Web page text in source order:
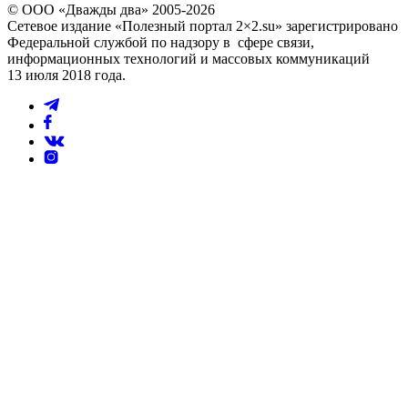
© ООО «Дважды два» 2005-2026
Сетевое издание «Полезный портал 2×2.su» зарегистрировано
Федеральной службой по надзору в сфере связи,
информационных технологий и массовых коммуникаций
13 июля 2018 года.